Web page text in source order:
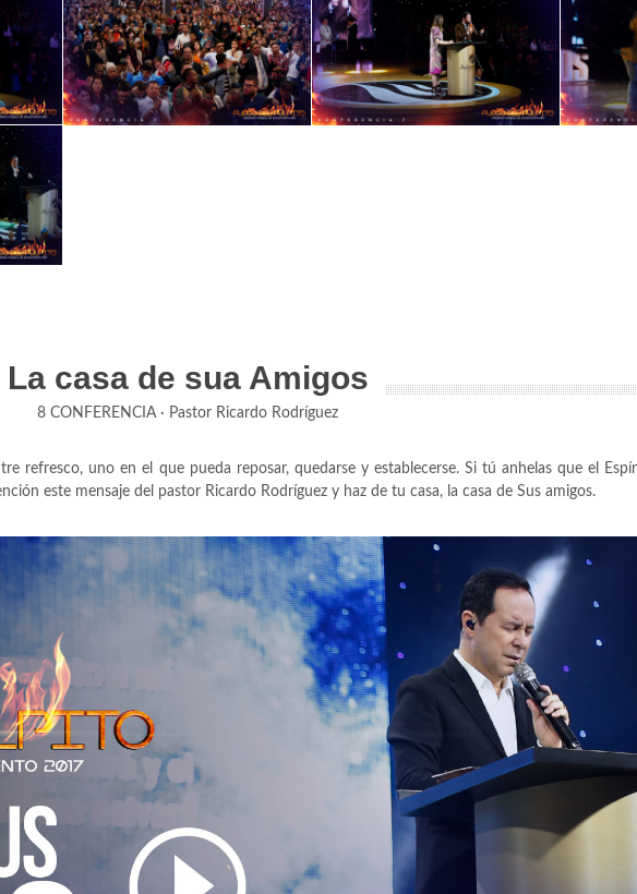
La casa de sua Amigos
8 CONFERENCIA · Pastor Ricardo Rodríguez
refresco, uno en el que pueda reposar, quedarse y establecerse. Si tú anhelas que el
este mensaje del pastor Ricardo Rodríguez y haz de tu casa, la casa de Sus amigos.